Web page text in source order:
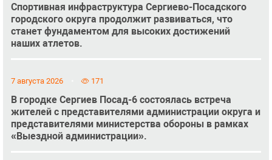
Спортивная инфраструктура Сергиево-Посадского
городского округа продолжит развиваться, что
станет фундаментом для высоких достижений
наших атлетов.
7 августа 2026 171
В городке Сергиев Посад-6 состоялась встреча
жителей с представителями администрации округа и
представителями министерства обороны в рамках
«Выездной администрации».